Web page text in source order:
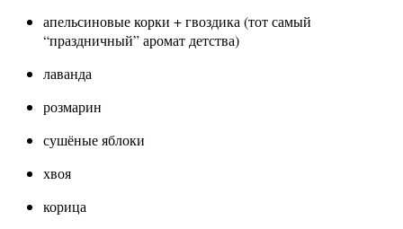
апельсиновые корки + гвоздика (тот самый
“праздничный” аромат детства)
лаванда
розмарин
сушёные яблоки
хвоя
корица